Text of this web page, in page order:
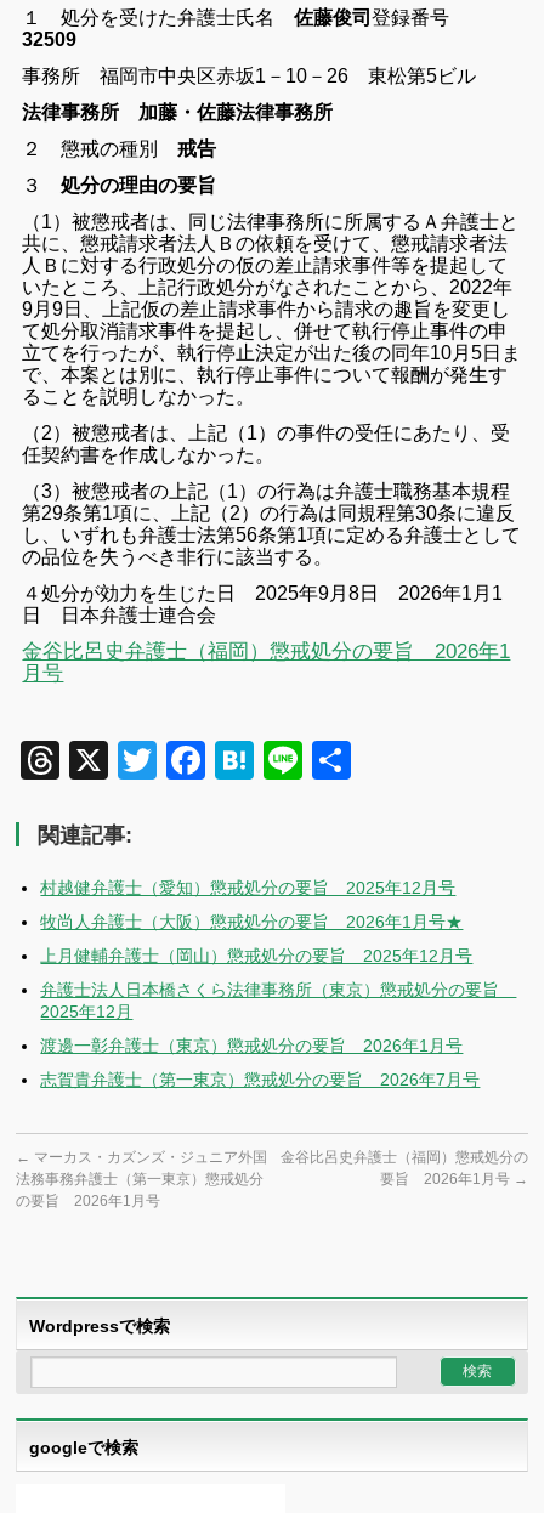
１ 処分を受けた弁護士氏名
佐藤俊司登録番号
32509
事務所 福岡市中央区赤坂1－10－26 東松第5ビル
法律事務所 加藤・佐藤法律事務所
２ 懲戒の種別
戒告
３処分の理由の要旨
（1）被懲戒者は、同じ法律事務所に所属するＡ弁護士と
共に、懲戒請求者法人Ｂの依頼を受けて、懲戒請求者法
人Ｂに対する行政処分の仮の差止請求事件等を提起して
いたところ、上記行政処分がなされたことから、2022年
9月9日、上記仮の差止請求事件から請求の趣旨を変更し
て処分取消請求事件を提起し、併せて執行停止事件の申
立てを行ったが、執行停止決定が出た後の同年10月5日ま
で、本案とは別に、執行停止事件について報酬が発生す
ることを説明しなかった。
（2）被懲戒者は、上記（1）の事件の受任にあたり、受
任契約書を作成しなかった。
（3）被懲戒者の上記（1）の行為は弁護士職務基本規程
第29条第1項に、上記（2）の行為は同規程第30条に違反
し、いずれも弁護士法第56条第1項に定める弁護士として
の品位を失うべき非行に該当する。
４処分が効力を生じた日 2025年9月8日 2026年1月1
日 日本弁護士連合会
金谷比呂史弁護士（福岡）懲戒処分の要旨 2026年1
月号
Threads
X TwitterFacebook
Hatena
Line
関連記事:
村越健弁護士（愛知）懲戒処分の要旨 2025年12月号
牧尚人弁護士（大阪）懲戒処分の要旨 2026年1月号★
上月健輔弁護士（岡山）懲戒処分の要旨 2025年12月号
弁護士法人日本橋さくら法律事務所（東京）懲戒処分の要旨
2025年12月
渡邊一彰弁護士（東京）懲戒処分の要旨 2026年1月号
志賀貴弁護士（第一東京）懲戒処分の要旨 2026年7月号
← マーカス・カズンズ・ジュニア外国
法務事務弁護士（第一東京）懲戒処分
の要旨 2026年1月号
金谷比呂史弁護士（福岡）懲戒処分の
要旨 2026年1月号 →
Wordpressで検索
googleで検索